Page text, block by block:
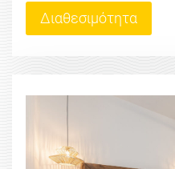
Διαθεσιμότητα